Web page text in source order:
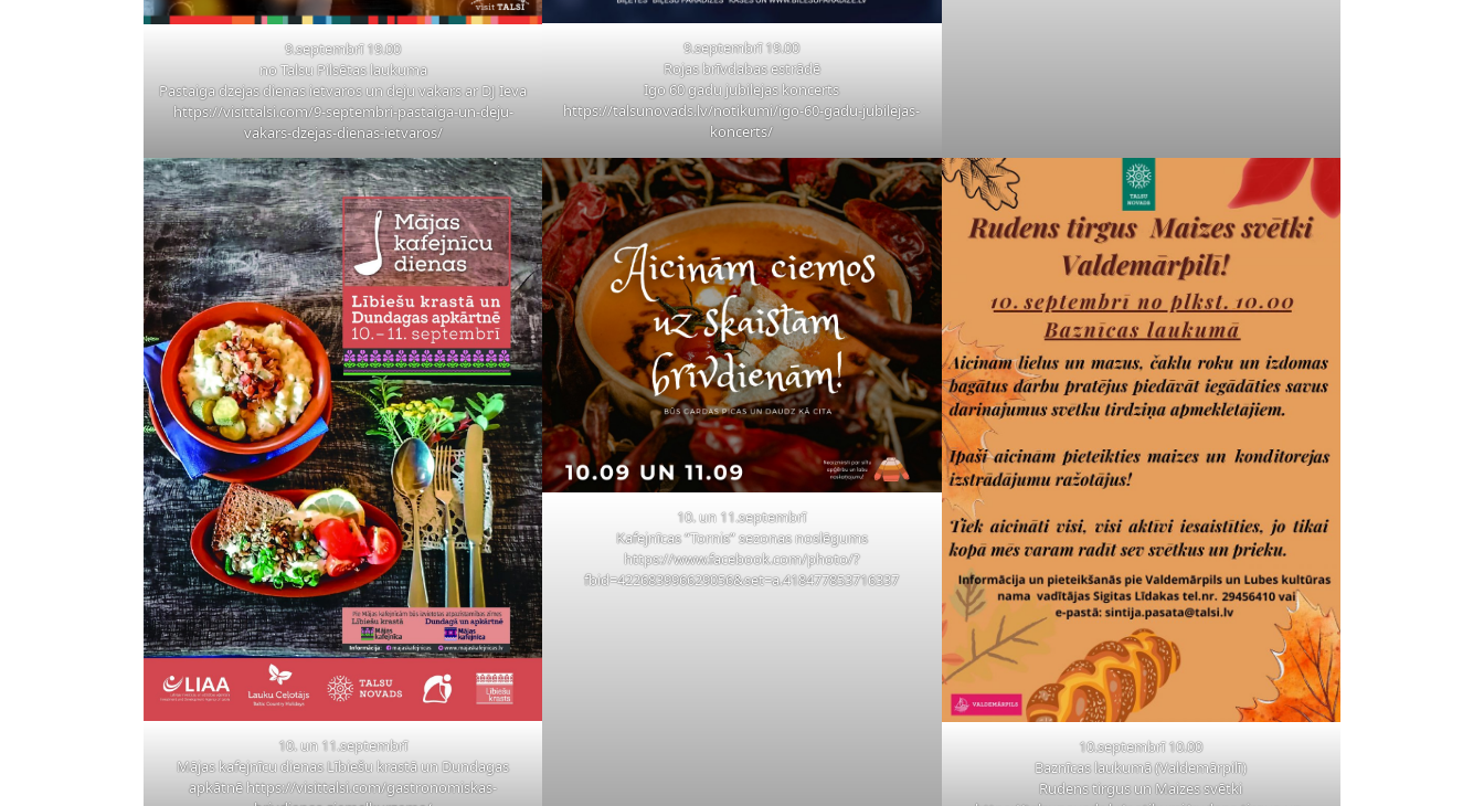
9.septembrī 19.00
no Talsu Pilsētas laukuma
Pastaiga dzejas dienas ietvaros un deju vakars ar DJ Ieva
https://visittalsi.com/9-septembri-pastaiga-un-deju-
vakars-dzejas-dienas-ietvaros/
9.septembrī 19.00
Rojas brīvdabas estrādē
Igo 60 gadu jubilejas koncerts
https://talsunovads.lv/notikumi/igo-60-gadu-jubilejas-
koncerts/
10. un 11.septembrī
Mājas kafejnīcu dienas Lībiešu krastā un Dundagas
apkātnēhttps://visittalsi.com/gastronomiskas-
10. un 11.septembrī
Kafejnīcas “Tornis” sezonas noslēgums
https://www.facebook.com/photo/?
fbid=422683996629056&set=a.418477853716337
10.septembrī 10.00
Baznīcas laukumā (Valdemārpilī)
Rudens tirgus un Maizes svētki